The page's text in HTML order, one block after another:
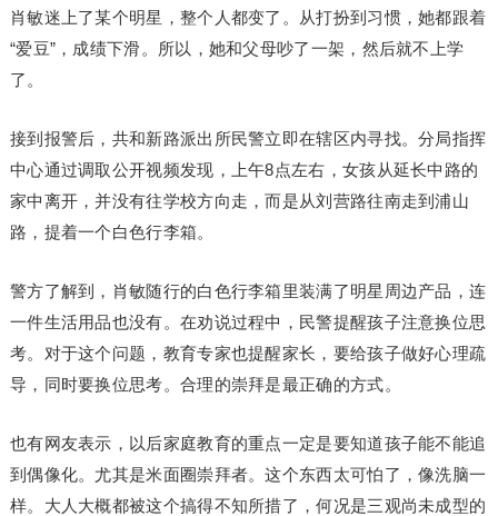
肖敏迷上了某个明星，整个人都变了。从打扮到习惯，她都跟着
“爱豆”，成绩下滑。所以，她和父母吵了一架，然后就不上学
了。
接到报警后，共和新路派出所民警立即在辖区内寻找。分局指挥
中心通过调取公开视频发现，上午8点左右，女孩从延长中路的
家中离开，并没有往学校方向走，而是从刘营路往南走到浦山
路，提着一个白色行李箱。
警方了解到，肖敏随行的白色行李箱里装满了明星周边产品，连
一件生活用品也没有。在劝说过程中，民警提醒孩子注意换位思
考。对于这个问题，教育专家也提醒家长，要给孩子做好心理疏
导，同时要换位思考。合理的崇拜是最正确的方式。
也有网友表示，以后家庭教育的重点一定是要知道孩子能不能追
到偶像化。尤其是米面圈崇拜者。这个东西太可怕了，像洗脑一
样。大人大概都被这个搞得不知所措了，何况是三观尚未成型的